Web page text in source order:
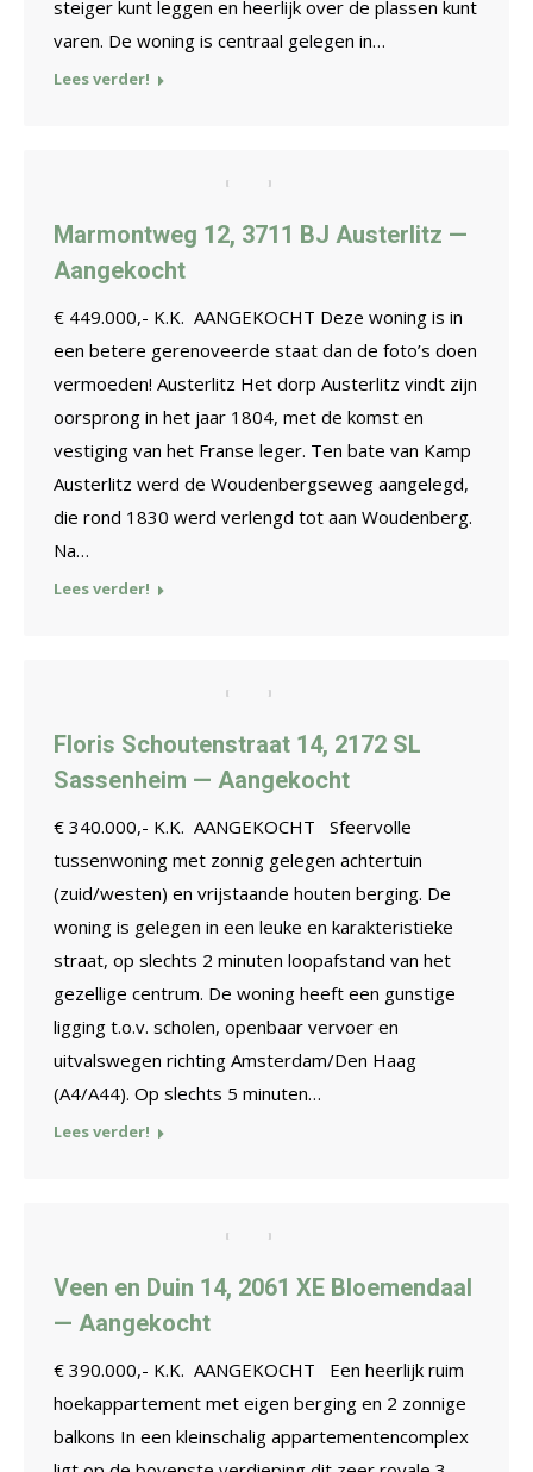
steiger kunt leggen en heerlijk over de plassen kunt
varen. De woning is centraal gelegen in…
Lees verder!
Marmontweg 12, 3711 BJ Austerlitz —
Aangekocht
€ 449.000,- K.K. AANGEKOCHT Deze woning is in
een betere gerenoveerde staat dan de foto’s doen
vermoeden! Austerlitz Het dorp Austerlitz vindt zijn
oorsprong in het jaar 1804, met de komst en
vestiging van het Franse leger. Ten bate van Kamp
Austerlitz werd de Woudenbergseweg aangelegd,
die rond 1830 werd verlengd tot aan Woudenberg.
Na…
Lees verder!
Floris Schoutenstraat 14, 2172 SL
Sassenheim — Aangekocht
€ 340.000,- K.K. AANGEKOCHT Sfeervolle
tussenwoning met zonnig gelegen achtertuin
(zuid/westen) en vrijstaande houten berging. De
woning is gelegen in een leuke en karakteristieke
straat, op slechts 2 minuten loopafstand van het
gezellige centrum. De woning heeft een gunstige
ligging t.o.v. scholen, openbaar vervoer en
uitvalswegen richting Amsterdam/Den Haag
(A4/A44). Op slechts 5 minuten…
Lees verder!
Veen en Duin 14, 2061 XE Bloemendaal
— Aangekocht
€ 390.000,- K.K. AANGEKOCHT Een heerlijk ruim
hoekappartement met eigen berging en 2 zonnige
balkons In een kleinschalig appartementencomplex